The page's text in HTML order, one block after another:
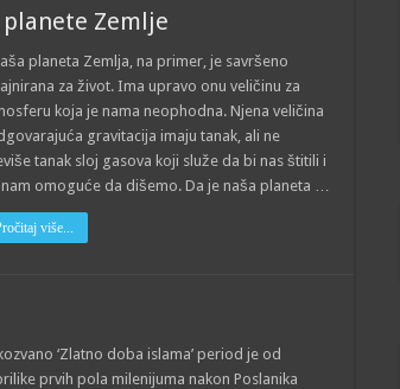
Zemlje
planeta Zemlja, na primer, je savršeno
za život. Ima upravo onu veličinu za
koja je nama neophodna. Njena veličina
gravitacija imaju tanak, ali ne
tanak sloj gasova koji služe da bi nas štitili i
omoguće da dišemo. Da je naša planeta …
više...
‘Zlatno doba islama’ period je od
prvih pola milenijuma nakon Poslanika